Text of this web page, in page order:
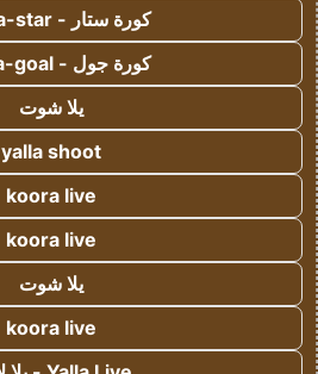
كورة ستار - koora-star
كورة جول - koora-goal
يلا شوت
yalla shoot
koora live
koora live
يلا شوت
koora live